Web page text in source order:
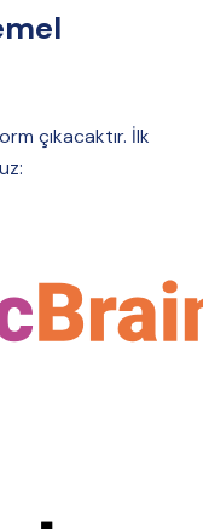
çıkacaktır. İlk